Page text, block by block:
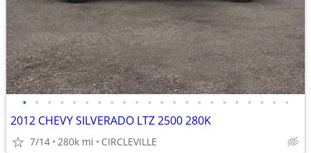
• • • • • • • • • • • • • • • • • • • • • •
2012 CHEVY SILVERADO LTZ 2500 280K
7/14 280k mi CIRCLEVILLE